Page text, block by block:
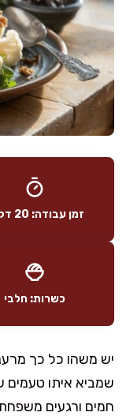
זמן עבודה: 20 דקות
כשרות: חלבי
יש משהו כל כך
שמביא איתו טעמים
חמים ורגעים